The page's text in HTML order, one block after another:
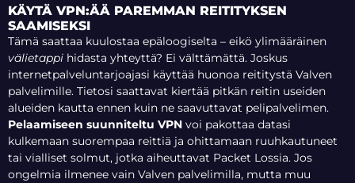
KÄYTÄ VPN:ÄÄ PAREMMAN REITITYKSEN
SAAMISEKSI
Tämä saattaa kuulostaa epäloogiselta – eikö ylimääräinen
välietappi hidasta yhteyttä? Ei välttämättä. Joskus
internetpalveluntarjoajasi käyttää huonoa reititystä Valven
palvelimille. Tietosi saattavat kiertää pitkän reitin useiden
alueiden kautta ennen kuin ne saavuttavat pelipalvelimen.
Pelaamiseen suunniteltu VPN voi pakottaa datasi
kulkemaan suorempaa reittiä ja ohittamaan ruuhkautuneet
tai vialliset solmut, jotka aiheuttavat Packet Lossia. Jos
ongelmia ilmenee vain Valven palvelimilla, mutta muu